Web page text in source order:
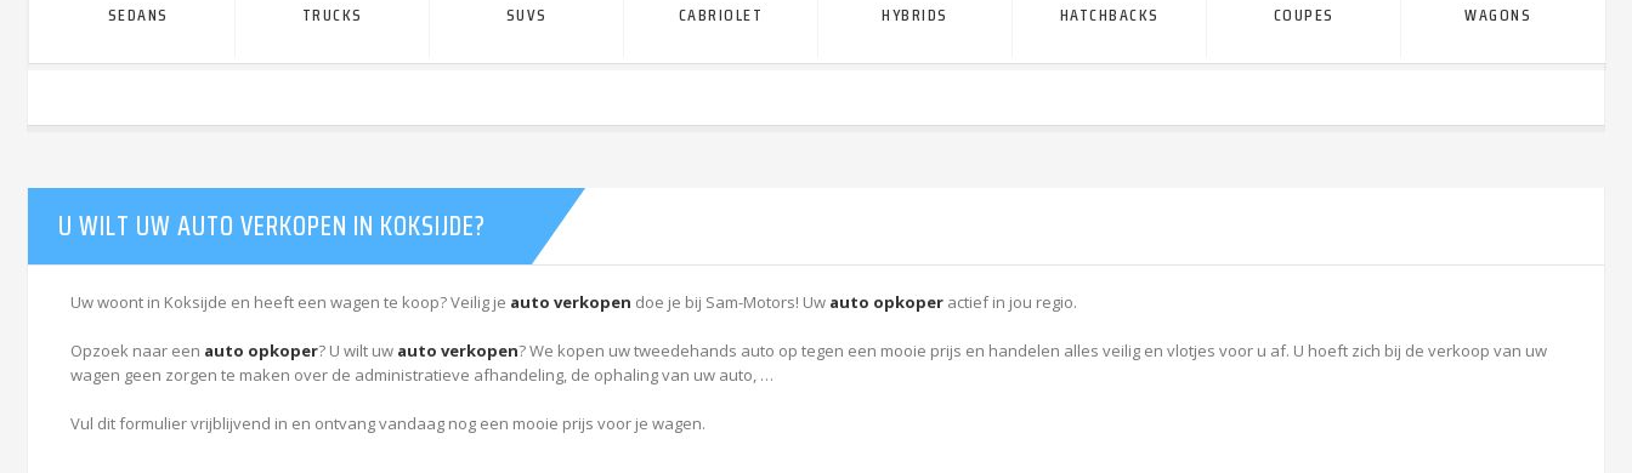
SEDANS TRUCKS SUVS‎ CABRIOLET HYBRIDS HATCHBACKS COUPES WAGONS
U WILT UW AUTO VERKOPEN IN KOKSIJDE?
Uw woont in Koksijde en heeft een wagen te koop? Veilig je auto verkopen doe je bij Sam-Motors! Uw auto opkoper actief in jou regio.
Opzoek naar een auto opkoper? U wilt uw auto verkopen? We kopen uw tweedehands auto op tegen een mooie prijs en handelen alles veilig en vlotjes voor u af. U hoeft zich bij de verkoop van uw
wagen geen zorgen te maken over de administratieve afhandeling, de ophaling van uw auto, …
Vul dit formulier vrijblijvend in en ontvang vandaag nog een mooie prijs voor je wagen.